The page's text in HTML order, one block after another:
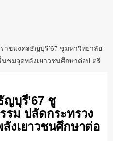
าชมงคลธัญบุรี’67 ชูมหาวิทยาลัย
ชมจุดพลังเยาวชนศึกษาต่อป.ตรี
ญบุรี’67 ชู
รม ปลัดกระทรวง
งเยาวชนศึกษาต่อ